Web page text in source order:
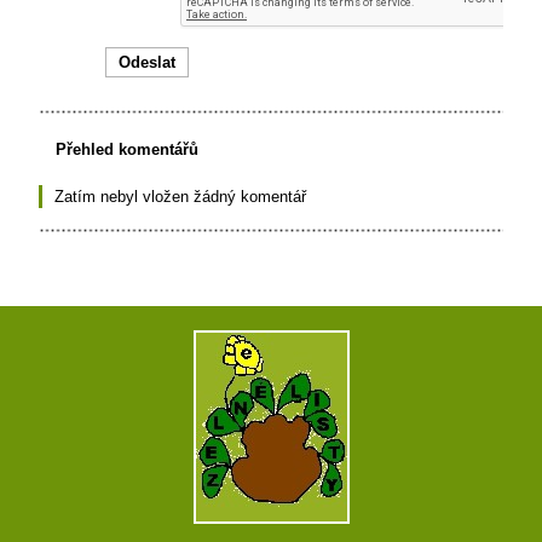
Přehled komentářů
Zatím nebyl vložen žádný komentář